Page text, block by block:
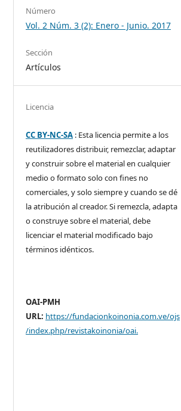
Número
Vol. 2 Núm. 3 (2): Enero - Junio. 2017
Sección
Artículos
Licencia
CC BY-NC-SA : Esta licencia permite a los
reutilizadores distribuir, remezclar, adaptar
y construir sobre el material en cualquier
medio o formato solo con fines no
comerciales, y solo siempre y cuando se dé
la atribución al creador. Si remezcla, adapta
o construye sobre el material, debe
licenciar el material modificado bajo
términos idénticos.
OAI-PMH
URL: https://fundacionkoinonia.com.ve/ojs
/index.php/revistakoinonia/oai.